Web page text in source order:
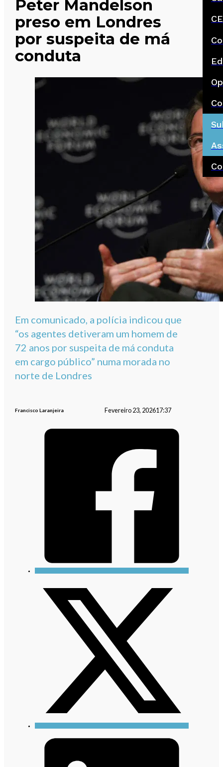
Peter Mandelson
preso em Londres
por suspeita de má
conduta
Em comunicado, a polícia indicou que
“os agentes detiveram um homem de
72 anos por suspeita de má conduta
em cargo público” numa morada no
norte de Londres
Francisco Laranjeira Fevereiro 23, 202617:37